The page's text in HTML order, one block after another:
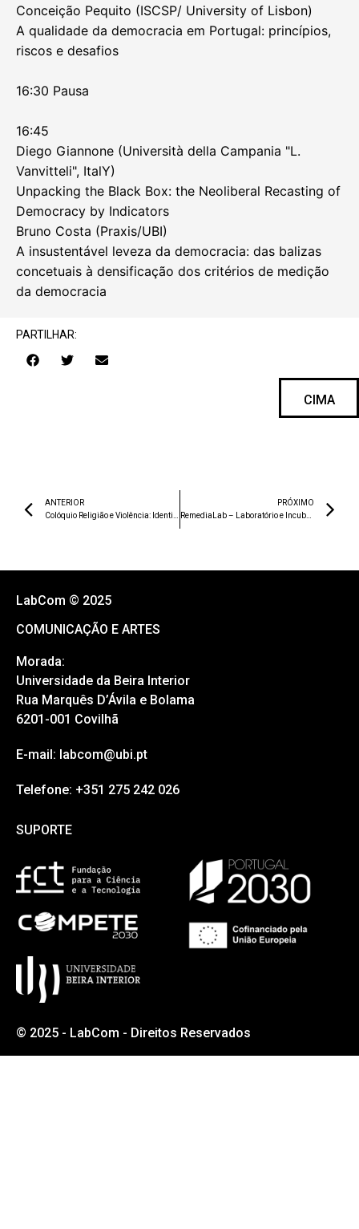
Conceição Pequito (ISCSP/ University of Lisbon)
A qualidade da democracia em Portugal: princípios,
riscos e desafios
16:30 Pausa
16:45
Diego Giannone (Università della Campania "L.
Vanvitteli", ItalY)
Unpacking the Black Box: the Neoliberal Recasting of
Democracy by Indicators
Bruno Costa (Praxis/UBI)
A insustentável leveza da democracia: das balizas
concetuais à densificação dos critérios de medição
da democracia
PARTILHAR:
CIMA
ANTERIOR
PRÓXIMO
RemediaLab – Laboratório e Incubadora de Media Regionais
LabCom © 2025
COMUNICAÇÃO E ARTES
Morada:
Universidade da Beira Interior
Rua Marquês D’Ávila e Bolama
6201-001 Covilhã
E-mail: labcom@ubi.pt
Telefone: +351 275 242 026
SUPORTE
© 2025 - LabCom - Direitos Reservados